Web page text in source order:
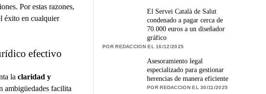
Por estas razones,
éxito en cualquier
efectivo
la claridad y
ambigüedades facilita
El Servei Català de Salut
condenado a pagar cerca de
70.000 euros a un diseñador
gráfico
POR REDACCION EL 16/12/2025
Asesoramiento legal
especializado para gestionar
herencias de manera eficiente
POR REDACCION EL 30/11/2025